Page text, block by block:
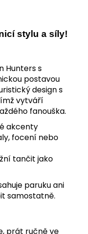
stylu a síly! 🌟
Hunters s
postavou
design s
vytváří
fanouška.
akcenty
focení nebo
tančit jako
paruku ani
samostatně.
prát ručně ve